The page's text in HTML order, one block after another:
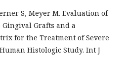
S, Meyer M. Evaluation of
Grafts and a
for the Treatment of Severe
Histologic Study. Int J